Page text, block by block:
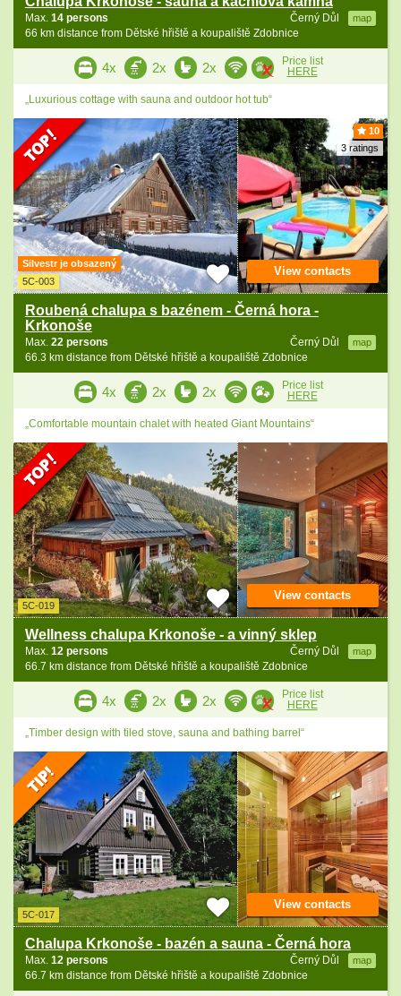
Černý Důl map
Max. 14 persons
66 km distance from Dětské hřiště a koupaliště Zdobnice
4x 2x 2x
Price list
HERE
„Luxurious cottage with sauna and outdoor hot tub“
10
3 ratings
Silvestr je obsazený
5C-003
Roubená chalupa s bazénem - Černá hora -
Krkonoše
Černý Důl map
Max. 22 persons
66.3 km distance from Dětské hřiště a koupaliště Zdobnice
View contacts
4x 2x 2x
Price list
HERE
„Comfortable mountain chalet with heated Giant Mountains“
5C-019
Wellness chalupa Krkonoše - a vinný sklep
Černý Důl map
Max. 12 persons
66.7 km distance from Dětské hřiště a koupaliště Zdobnice
View contacts
4x 2x 2x
Price list
HERE
„Timber design with tiled stove, sauna and bathing barrel“
5C-017
Chalupa Krkonoše - bazén a sauna - Černá hora
Černý Důl map
Max. 12 persons
66.7 km distance from Dětské hřiště a koupaliště Zdobnice
View contacts